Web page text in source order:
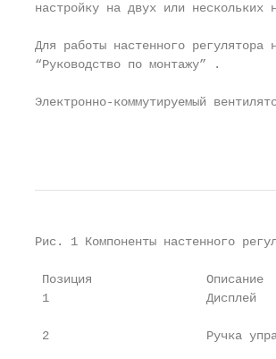
настройку на двух или нескольких
Для работы настенного регулятора
“Руководство по монтажу” .
Электронно-коммутируемый
Рис. 1 Компоненты настенного
Позиция
1                      Дисплей
2                      Ручка